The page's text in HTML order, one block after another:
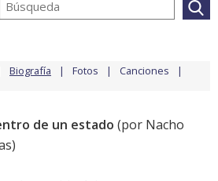
Biografía Fotos Canciones
de un estado (por Nacho
)